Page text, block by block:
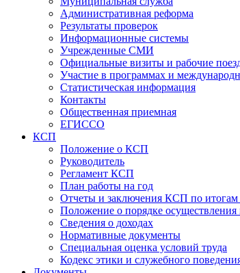
Административная реформа
Результаты проверок
Информационные системы
Учрежденные СМИ
Официальные визиты и рабочие
Участие в программах и
Статистическая информация
Контакты
Общественная приемная
ЕГИССО
КСП
Положение о КСП
Руководитель
Регламент КСП
План работы на год
Отчеты и заключения КСП по итогам
Положение о порядке
Сведения о доходах
Нормативные документы
Специальная оценка условий труда
Кодекс этики и служебного